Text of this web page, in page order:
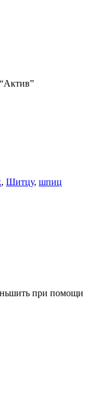
, Шитцу, шпиц
при помощи